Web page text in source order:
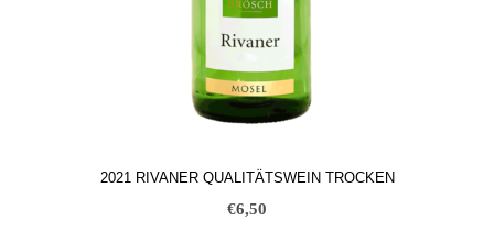
2021 RIVANER QUALITÄTSWEIN TROCKEN
€6,50